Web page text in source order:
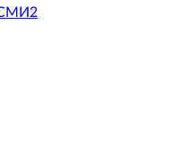
СМИ2